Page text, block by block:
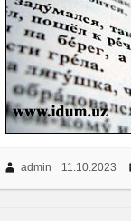
admin 11.10.2023